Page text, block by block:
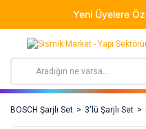
BOSCH Şarjlı Set 3'lü Şarjlı Set